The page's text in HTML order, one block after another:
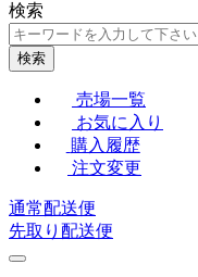
検索
検索
売場一覧
お気に入り
購入履歴
注文変更
通常配送便
先取り配送便